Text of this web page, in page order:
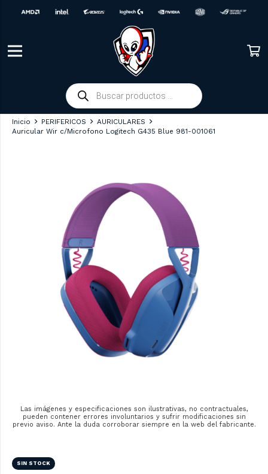
Búsqueda
de
productos
Inicio PERIFERICOS
AURICULARES
Auricular Wir c/Microfono Logitech G435 Blue 981-001061
Las imágenes y especificaciones son ilustrativas, no contractuales,
pueden contener errores involuntarios y sufrir modificaciones sin
previo aviso. Ante la duda corroborar siempre en la web del fabricante.
SIN STOCK